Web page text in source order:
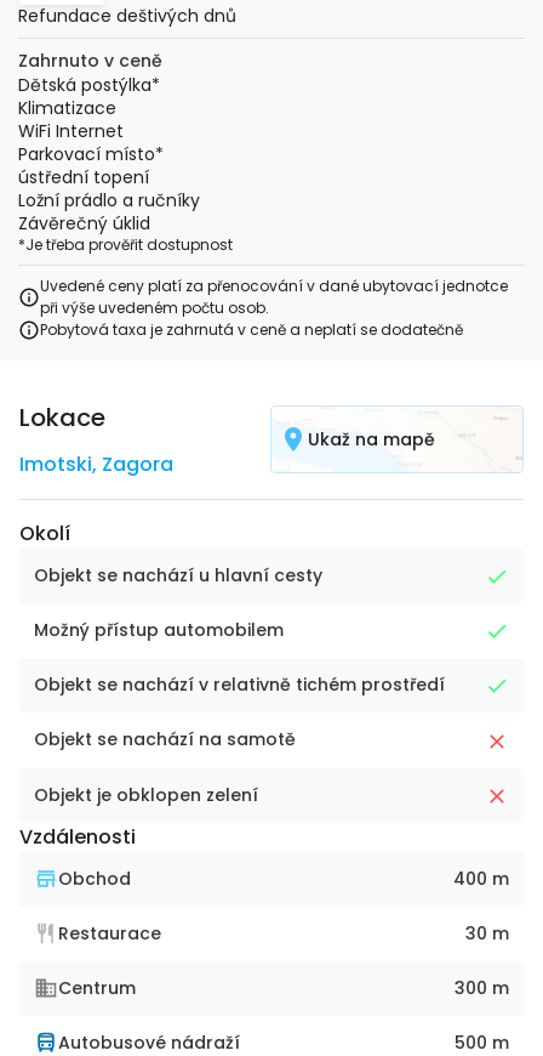
Refundace deštivých dnů
Zahrnuto v ceně
Dětská postýlka*
Klimatizace
WiFi Internet
Parkovací místo*
ústřední topení
Ložní prádlo a ručníky
Závěrečný úklid
*Je třeba prověřit dostupnost
Uvedené ceny platí za přenocování v dané ubytovací jednotce
při výše uvedeném počtu osob.
Pobytová taxa je zahrnutá v ceně a neplatí se dodatečně
Lokace
Imotski, Zagora
Ukaž na mapě
Okolí
Objekt se nachází u hlavní cesty
Možný přístup automobilem
Objekt se nachází v relativně tichém prostředí
Objekt se nachází na samotě
Objekt je obklopen zelení
Vzdálenosti
Obchod 400 m
Restaurace 30 m
Centrum 300 m
Autobusové nádraží 500 m